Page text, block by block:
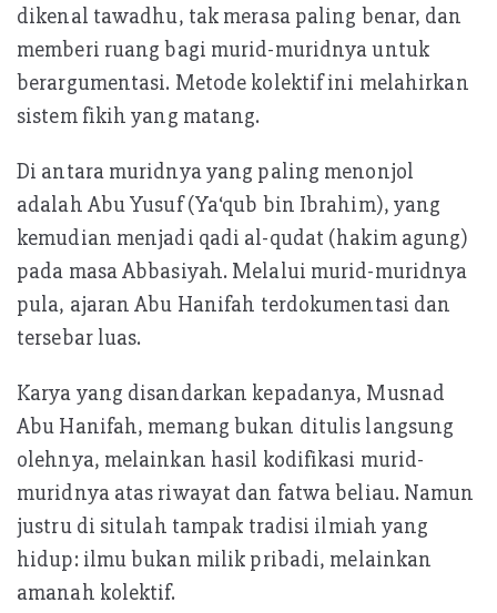
dikenal tawadhu, tak merasa paling benar, dan
memberi ruang bagi murid-muridnya untuk
berargumentasi. Metode kolektif ini melahirkan
sistem fikih yang matang.
Di antara muridnya yang paling menonjol
adalah Abu Yusuf (Ya‘qub bin Ibrahim), yang
kemudian menjadi qadi al-qudat (hakim agung)
pada masa Abbasiyah. Melalui murid-muridnya
pula, ajaran Abu Hanifah terdokumentasi dan
tersebar luas.
Karya yang disandarkan kepadanya, Musnad
Abu Hanifah, memang bukan ditulis langsung
olehnya, melainkan hasil kodifikasi murid-
muridnya atas riwayat dan fatwa beliau. Namun
justru di situlah tampak tradisi ilmiah yang
hidup: ilmu bukan milik pribadi, melainkan
amanah kolektif.